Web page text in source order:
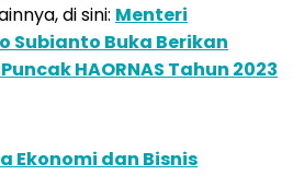
di sini: Menteri
Subianto Buka Berikan
HAORNAS Tahun 2023
Ekonomi dan Bisnis